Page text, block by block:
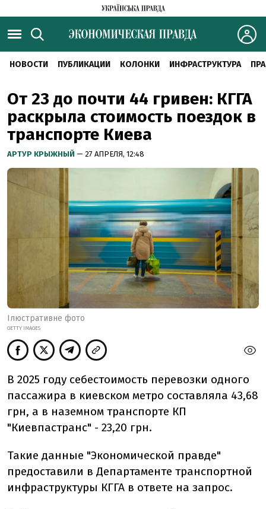
НОВОСТИ ПУБЛИКАЦИИ КОЛОНКИ ИНФРАСТРУКТУРА
От 23 до почти 44 гривен: КГГА
раскрыла стоимость поездок в
транспорте Киева
АРТУР КРЫЖНЫЙ — 27 АПРЕЛЯ, 12:48
Ілюстративне фото
GETTY IMAGES
В 2025 году себестоимость перевозки одного
пассажира в киевском метро составляла 43,68
грн, а в наземном транспорте КП
"Киевпастранс" - 23,20 грн.
Такие данные "Экономической правде"
предоставили в Департаменте транспортной
инфраструктуры КГГА в ответе на запрос.